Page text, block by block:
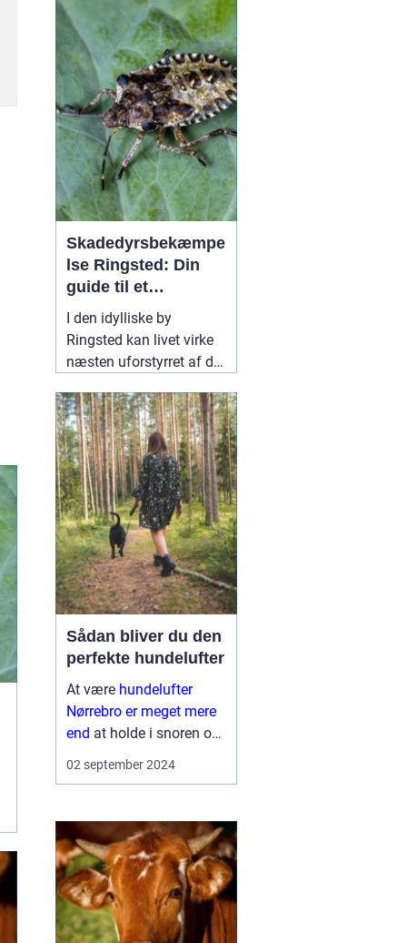
samtidig med at de
beholder kontrollen.
Denne artikel dykker ned
i de mange ...
Skadedyrsbekæmpe
lse Ringsted: Din
guide til et
skadedyrfrit hjem
I den idylliske by
Ringsted kan livet virke
næsten uforstyrret af de
jag. Men selv her kan
hverdagen pludseligt
blive forstyrret af
uønskede gæster - vi
taler selvfølgelig om11
september 2024
Sådan bliver du den
perfekte hundelufter
At være hundelufter
Nørrebro er meget mere
end at holde i snoren og
gå et par runder i parken.
Det fordrer både ansvar,
hundeadfær...
02 september 2024